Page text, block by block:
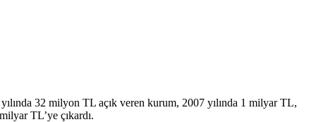
32 milyon TL açık veren kurum, 2007 yılında 1 milyar TL,
TL’ye çıkardı.